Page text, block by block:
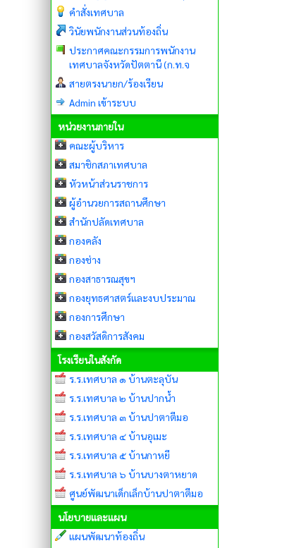
คำสั่งเทศบาล
วินัยพนักงานส่วนท้องถิ่น
ประกาศคณะกรรมการพนักงาน
เทศบาลจังหวัดปัตตานี (ก.ท.จ
สายตรงนายก/ร้องเรียน
Admin เข้าระบบ
หน่วยงานภายใน
คณะผู้บริหาร
สมาชิกสภาเทศบาล
หัวหน้าส่วนราชการ
ผู้อำนวยการสถานศึกษา
สำนักปลัดเทศบาล
กองคลัง
กองช่าง
กองสาธารณสุขฯ
กองยุทธศาสตร์และงบประมาณ
กองการศึกษา
กองสวัสดิการสังคม
โรงเรียนในสังกัด
ร.ร.เทศบาล ๑ บ้านตะลุบัน
ร.ร.เทศบาล ๒ บ้านปากน้ำ
ร.ร.เทศบาล ๓ บ้านปาตาตีมอ
ร.ร.เทศบาล ๔ บ้านอุเมะ
ร.ร.เทศบาล ๕ บ้านกาหยี
ร.ร.เทศบาล ๖ บ้านบางตาหยาด
ศูนย์พัฒนาเด็กเล็กบ้านปาตาตีมอ
นโยบายและแผน
แผนพัฒนาท้องถิ่น